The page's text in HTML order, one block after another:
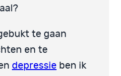
te gaan
en te
depressie ben ik